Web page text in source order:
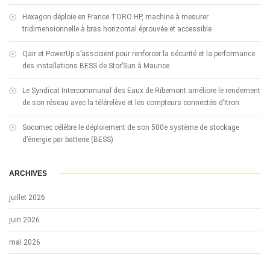
Hexagon déploie en France TORO HP, machine à mesurer
tridimensionnelle à bras horizontal éprouvée et accessible
Qair et PowerUp s’associent pour renforcer la sécurité et la performance
des installations BESS de Stor’Sun à Maurice
Le Syndicat Intercommunal des Eaux de Ribemont améliore le rendement
de son réseau avec la télérelève et les compteurs connectés d’Itron
Socomec célèbre le déploiement de son 500e système de stockage
d’énergie par batterie (BESS)
ARCHIVES
juillet 2026
juin 2026
mai 2026